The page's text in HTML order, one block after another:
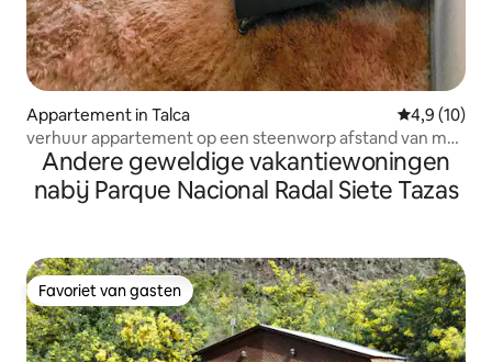
Appartement in Talca
4,9 (10)
verhuur appartement op een steenworp afstand van mall
plaza.
Andere geweldige vakantiewoningen
nabij Parque Nacional Radal Siete Tazas
Favoriet van gasten
Favoriet van gasten